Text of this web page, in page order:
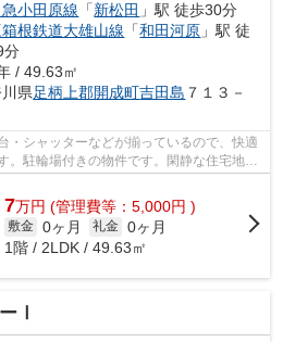
小田原線 「新松田 」駅 徒歩30分
根鉄道大雄山線 「和田河原 」駅 徒
分
/ 49.63㎡
県足柄上郡開成町吉田島 ７１３－
・シャッターなどが揃っているので、快適
。駐輪場付きの物件です。閑静な住宅地に
7万円 (管理費等：5,000円 )
敷金 0ヶ月 礼金 0ヶ月
1階 / 2LDK / 49.63㎡
Ⅰ